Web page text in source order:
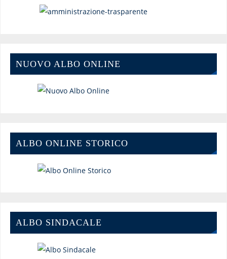
NUOVO ALBO ONLINE
ALBO ONLINE STORICO
ALBO SINDACALE